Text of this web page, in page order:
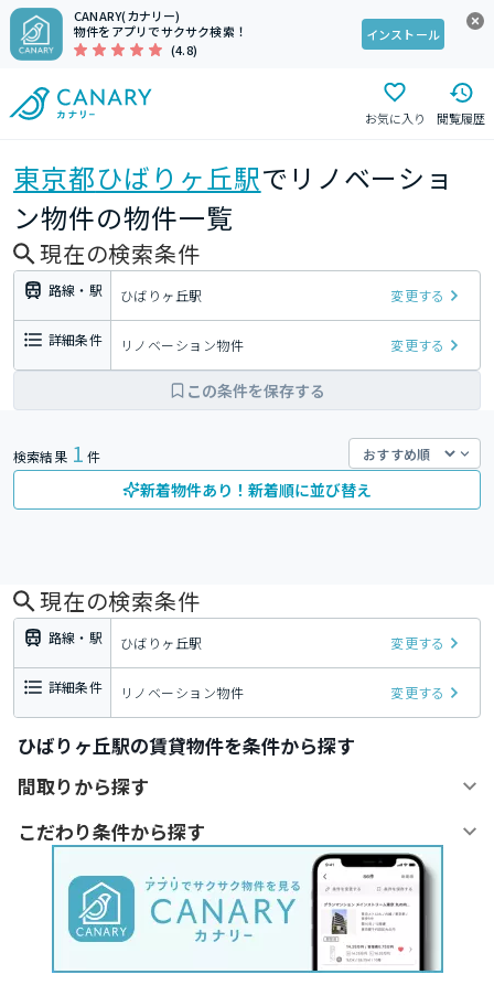
CANARY(カナリー)
物件をアプリでサクサク検索！
(4.8)
インストール
お気に入り 閲覧履歴
東京都ひばりヶ丘駅でリノベーショ
ン物件の物件一覧
現在の検索条件
路線・駅 ひばりヶ丘駅 変更する
詳細条件 リノベーション物件 変更する
この条件を保存する
検索結果 1 件
新着物件あり！新着順に並び替え
現在の検索条件
路線・駅 ひばりヶ丘駅 変更する
詳細条件 リノベーション物件 変更する
ひばりヶ丘駅の賃貸物件を条件から探す
間取りから探す
こだわり条件から探す